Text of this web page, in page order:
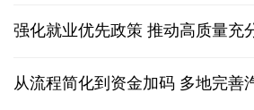
强化就业优先政策 推动高质量充
从流程简化到资金加码 多地完善